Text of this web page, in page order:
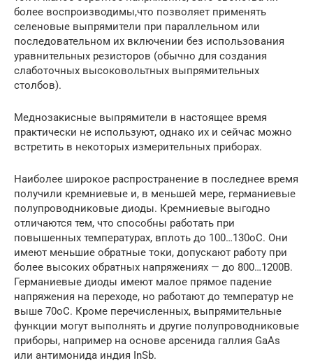
более воспроизводимы,что позволяет применять
селеновые выпрямители при параллельном или
последовательном их включении без использования
уравнительных резисторов (обычно для создания
слаботочных высоковольтных выпрямительных
столбов).
Меднозакисные выпрямители в настоящее время
практически не используют, однако их и сейчас можно
встретить в некоторых измерительных приборах.
Наиболее широкое распространение в последнее время
получили кремниевые и, в меньшей мере, германиевые
полупроводниковые диоды. Кремниевые выгодно
отличаются тем, что способны работать при
повышенных температурах, вплоть до 100…130oС. Они
имеют меньшие обратные токи, допускают работу при
более высоких обратных напряжениях — до 800…1200В.
Германиевые диоды имеют малое прямое падение
напряжения на переходе, но работают до температур не
выше 70oС. Кроме перечисленных, выпрямительные
функции могут выполнять и другие полупроводниковые
приборы, например на основе арсенида галлия GaAs
или антимонида индия InSb.